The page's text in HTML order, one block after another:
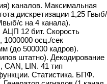
каналов. Максимальная
дискретизации 1,25 Гвыб/
с на 4 канала).
12 бит. Скорость
1000000 осц./сек
(до 500000 кадров).
штатно). Декодирование
CAN, LIN. 41 тип
Статистика. БПФ.